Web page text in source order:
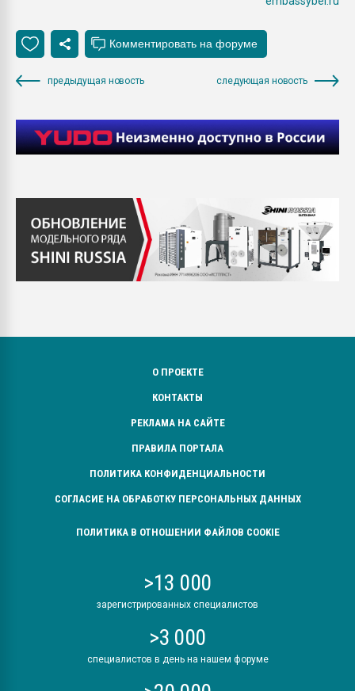
предыдущая новость следующая новость
О ПРОЕКТЕ
КОНТАКТЫ
РЕКЛАМА НА САЙТЕ
ПРАВИЛА ПОРТАЛА
ПОЛИТИКА КОНФИДЕНЦИАЛЬНОСТИ
СОГЛАСИЕ НА ОБРАБОТКУ ПЕРСОНАЛЬНЫХ ДАННЫХ
ПОЛИТИКА В ОТНОШЕНИИ ФАЙЛОВ COOKIE
>13 000
зарегистрированных специалистов
>3 000
специалистов в день на нашем форуме